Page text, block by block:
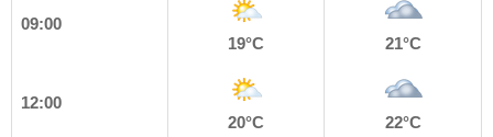
09:00
19°C
21°C
12:00
20°C
22°C